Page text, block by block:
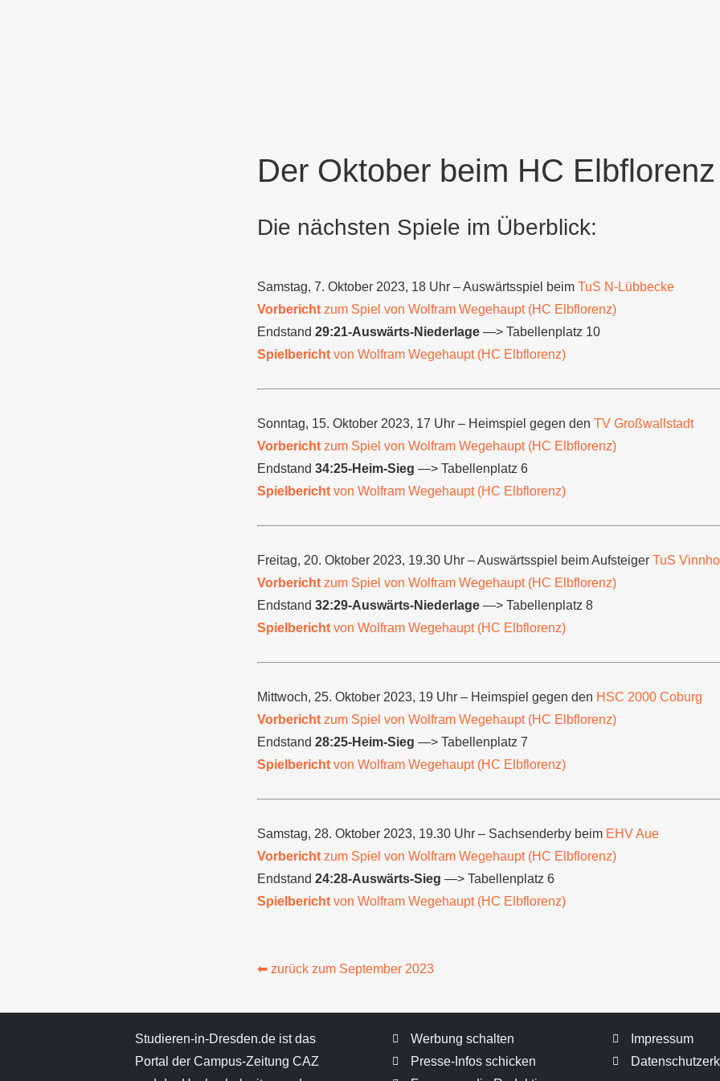
Der Oktober beim HC Elbflorenz
Die nächsten Spiele im Überblick:
Samstag, 7. Oktober 2023, 18 Uhr – Auswärtsspiel beim TuS N-Lübbecke
Vorbericht zum Spiel von Wolfram Wegehaupt (HC Elbflorenz)
Endstand 29:21-Auswärts-Niederlage —> Tabellenplatz 10
Spielbericht von Wolfram Wegehaupt (HC Elbflorenz)
Sonntag, 15. Oktober 2023, 17 Uhr – Heimspiel gegen den TV Großwallstadt
Vorbericht zum Spiel von Wolfram Wegehaupt (HC Elbflorenz)
Endstand 34:25-Heim-Sieg —> Tabellenplatz 6
Spielbericht von Wolfram Wegehaupt (HC Elbflorenz)
Freitag, 20. Oktober 2023, 19.30 Uhr – Auswärtsspiel beim Aufsteiger TuS
Vorbericht zum Spiel von Wolfram Wegehaupt (HC Elbflorenz)
Endstand 32:29-Auswärts-Niederlage —> Tabellenplatz 8
Spielbericht von Wolfram Wegehaupt (HC Elbflorenz)
Mittwoch, 25. Oktober 2023, 19 Uhr – Heimspiel gegen den HSC 2000 Coburg
Vorbericht zum Spiel von Wolfram Wegehaupt (HC Elbflorenz)
Endstand 28:25-Heim-Sieg —> Tabellenplatz 7
Spielbericht von Wolfram Wegehaupt (HC Elbflorenz)
Samstag, 28. Oktober 2023, 19.30 Uhr – Sachsenderby beim EHV Aue
Vorbericht zum Spiel von Wolfram Wegehaupt (HC Elbflorenz)
Endstand 24:28-Auswärts-Sieg —> Tabellenplatz 6
Spielbericht von Wolfram Wegehaupt (HC Elbflorenz)
⬅︎ zurück zum September 2023
Studieren-in-Dresden.de ist das
Portal der Campus-Zeitung CAZ
Werbung schalten
Presse-Infos schicken
Impressum